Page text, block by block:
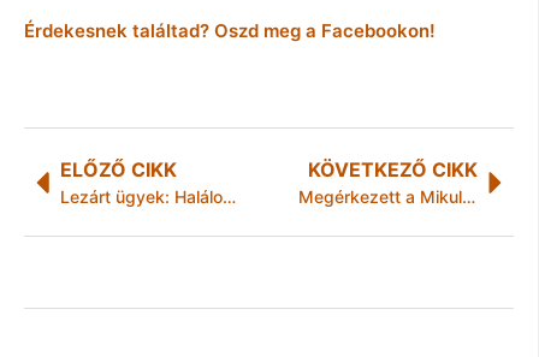
Érdekesnek találtad? Oszd meg a Facebookon!
ELŐZŐ CIKK
Lezárt ügyek: Halálos előzés
KÖVETKEZŐ CIKK
Megérkezett a Mikulás Miskolctapolcára az Avalon Parkba!